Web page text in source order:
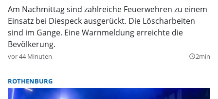
Am Nachmittag sind zahlreiche Feuerwehren zu einem
Einsatz bei Diespeck ausgerückt. Die Löscharbeiten
sind im Gange. Eine Warnmeldung erreichte die
Bevölkerung.
vor 44 Minuten query_builder2min
ROTHENBURG